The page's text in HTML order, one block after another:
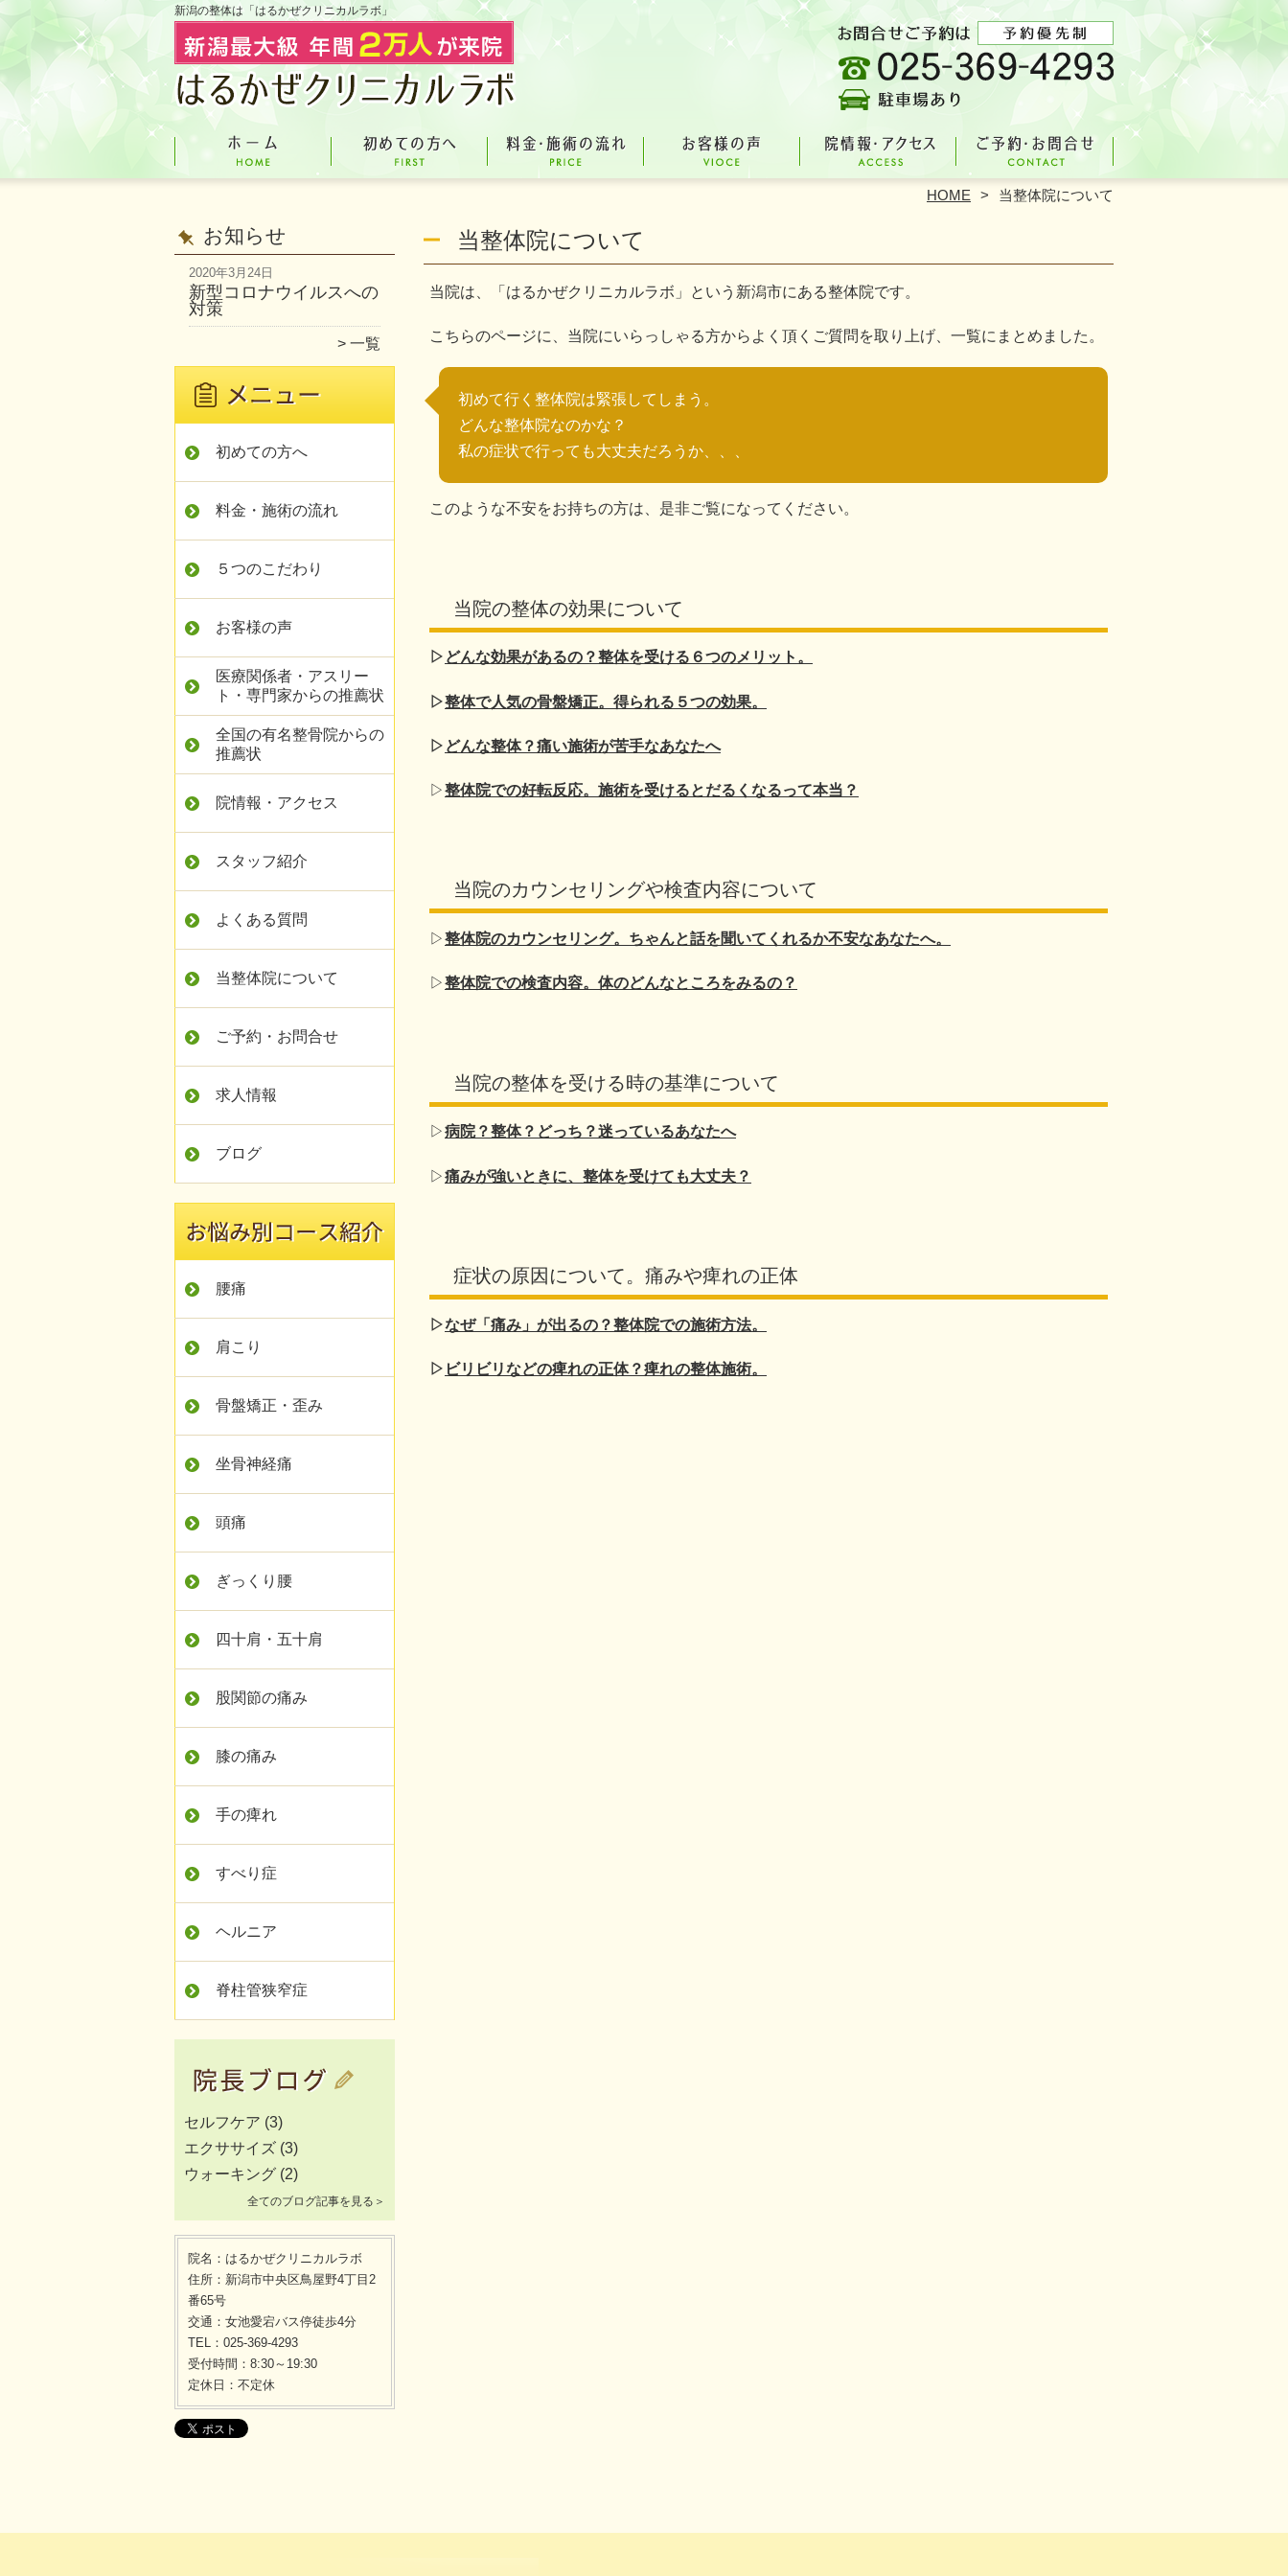
新潟の整体は「はるかぜクリニカルラボ」
HOME 当整体院について
お知らせ
2020年3月24日
新型コロナウイルスへの
対策
一覧
初めての方へ
料金・施術の流れ
５つのこだわり
お客様の声
医療関係者・アスリー
ト・専門家からの推薦状
全国の有名整骨院からの
推薦状
院情報・アクセス
スタッフ紹介
よくある質問
当整体院について
ご予約・お問合せ
求人情報
ブログ
腰痛
肩こり
骨盤矯正・歪み
坐骨神経痛
頭痛
ぎっくり腰
四十肩・五十肩
股関節の痛み
膝の痛み
手の痺れ
すべり症
ヘルニア
脊柱管狭窄症
セルフケア (3)
エクササイズ (3)
ウォーキング (2)
全てのブログ記事を見る＞
院名：はるかぜクリニカルラボ
住所：新潟市中央区鳥屋野4丁目2
番65号
交通：女池愛宕バス停徒歩4分
TEL：025-369-4293
受付時間：8:30～19:30
定休日：不定休
当整体院について
当院は、「はるかぜクリニカルラボ」という新潟市にある整体院です。
こちらのページに、当院にいらっしゃる方からよく頂くご質問を取り上げ、一覧にまとめました。
初めて行く整体院は緊張してしまう。
どんな整体院なのかな？
私の症状で行っても大丈夫だろうか、、、
このような不安をお持ちの方は、是非ご覧になってください。
当院の整体の効果について
▷ どんな効果があるの？整体を受ける６つのメリット。
▷整体で人気の骨盤矯正。得られる５つの効果。
▷ どんな整体？痛い施術が苦手なあなたへ
▷整体院での好転反応。施術を受けるとだるくなるって本当？
当院のカウンセリングや検査内容について
▷整体院のカウンセリング。ちゃんと話を聞いてくれるか不安なあなたへ。
▷整体院での検査内容。体のどんなところをみるの？
当院の整体を受ける時の基準について
▷病院？整体？どっち？迷っているあなたへ
▷痛みが強いときに、整体を受けても大丈夫？
症状の原因について。痛みや痺れの正体
▷なぜ「痛み」が出るの？整体院での施術方法。
▷ ビリビリなどの痺れの正体？痺れの整体施術。